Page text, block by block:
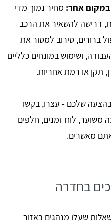
במקום אחר: מחיר נמוך מדי
דרישה להשאיר את הרכב
ברורים, סירוב למסור את
ושימוש במונחים כלליים
תקן או רמת אחריות.
שלכם - עצרו, בקשו
משוער, לוח זמנים, חלפים
מאשרים.
בחדרה
שעלו מנהגים באזור